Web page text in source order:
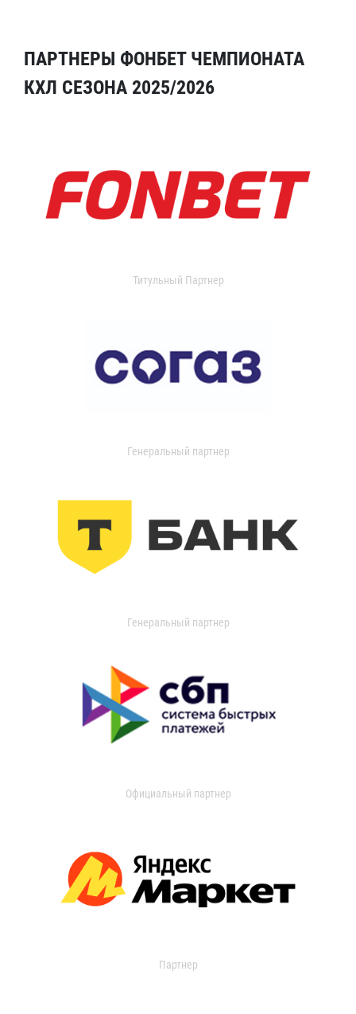
ПАРТНЕРЫ ФОНБЕТ ЧЕМПИОНАТА
КХЛ СЕЗОНА 2025/2026
Титульный Партнер
Генеральный партнер
Генеральный партнер
Официальный партнер
Партнер